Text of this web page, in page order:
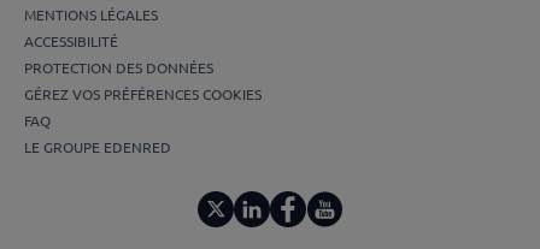
MENTIONS LÉGALES
ACCESSIBILITÉ
PROTECTION DES DONNÉES
GÉREZ VOS PRÉFÉRENCES COOKIES
FAQ
LE GROUPE EDENRED